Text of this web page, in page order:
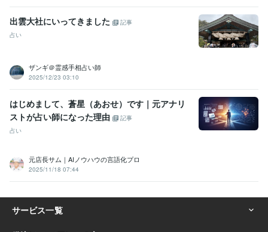
出雲大社にいってきました
記事
占い
ザンギ＠霊感手相占い師
2025/12/23 03:10
はじめまして、蒼星（あおせ）です｜元アナリ
ストが占い師になった理由
記事
占い
元店長サム｜AIノウハウの言語化プロ
2025/11/18 07:44